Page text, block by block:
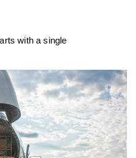
with a single